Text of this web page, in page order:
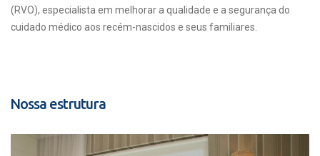
(RVO), especialista em melhorar a qualidade e a segurança do
cuidado médico aos recém-nascidos e seus familiares.
Nossa estrutura